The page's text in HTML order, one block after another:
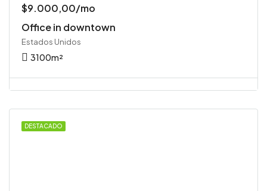
$9.000,00/mo
Office in downtown
Estados Unidos
3100m²
DESTACADO